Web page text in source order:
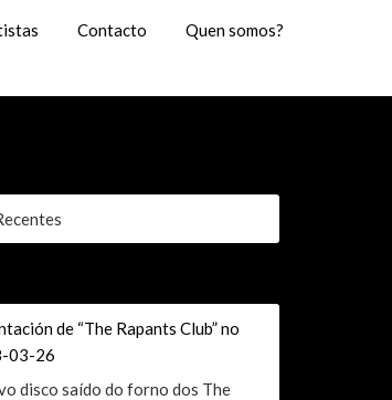
Contacto Quen somos?
de “The Rapants Club” no
03-26
disco saído do forno dos The